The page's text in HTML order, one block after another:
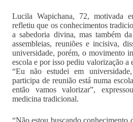
Lucila Wapichana, 72, motivada
refletiu que os conhecimentos
a sabedoria divina, mas também
assembleias, reuniões e incisiva,
universidade, porém, o movimento
escola e por isso pediu valorização a
“Eu não estudei em
participa de reunião está numa
então vamos valorizar”,
medicina tradicional.
“Não estou buscando conhecimento